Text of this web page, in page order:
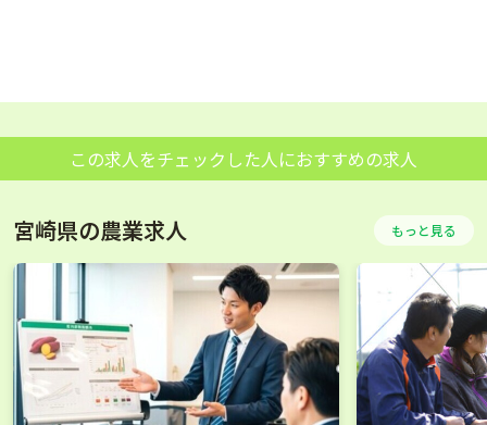
この求人をチェックした人におすすめの求人
宮崎県の農業求人 もっと見る